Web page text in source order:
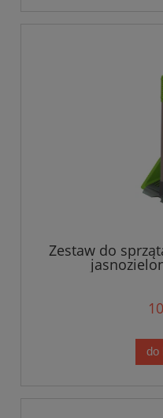
Zestaw do
do